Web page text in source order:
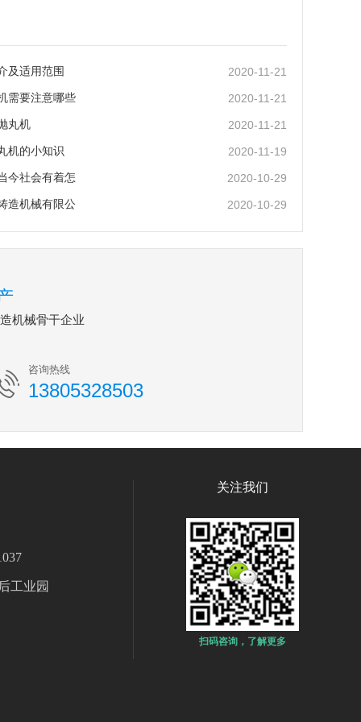
及适用范围 2020-11-21
需要注意哪些 2020-11-21
丸机 2020-11-21
机的小知识 2020-11-19
今社会有着怎 2020-10-29
造机械有限公 2020-10-29
机械骨干企业
咨询热线
13805328503
工业园
关注我们
扫码咨询，了解更多